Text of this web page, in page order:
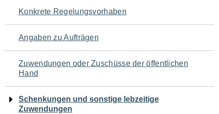
Seiteninhalt
Konkrete Regelungsvorhaben
Angaben zu Aufträgen
Zuwendungen oder Zuschüsse der öffentlichen
Hand
Schenkungen und sonstige lebzeitige
Zuwendungen